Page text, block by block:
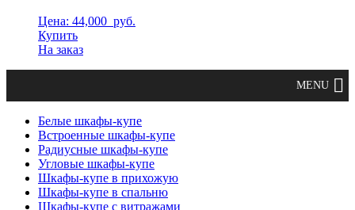
Цена: 44,000 руб.
Купить
На заказ
Белые шкафы-купе
Встроенные шкафы-купе
Радиусные шкафы-купе
Угловые шкафы-купе
Шкафы-купе в прихожую
Шкафы-купе в спальню
Шкафы-купе с витражами